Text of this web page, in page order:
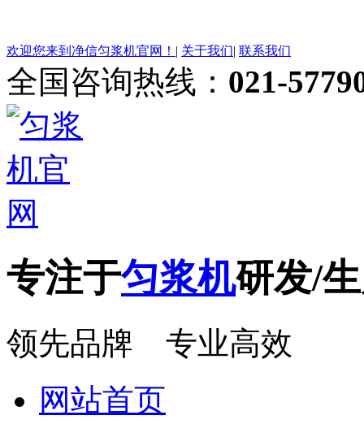
欢迎您来到净信匀浆机官网！ | 关于我们| 联系我们
全国咨询热线： 021-
专注于匀浆机研发/
领先品牌 专业高效
网站首页